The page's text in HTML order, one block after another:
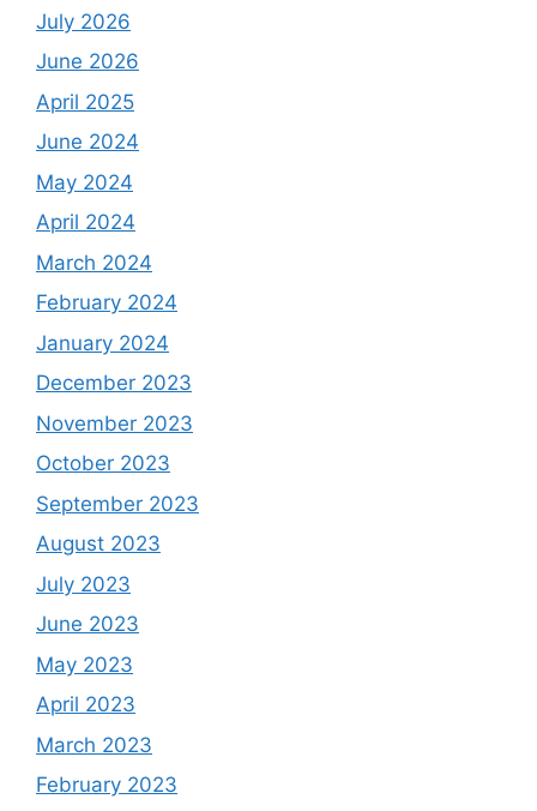
July 2026
June 2026
April 2025
June 2024
May 2024
April 2024
March 2024
February 2024
January 2024
December 2023
November 2023
October 2023
September 2023
August 2023
July 2023
June 2023
May 2023
April 2023
March 2023
February 2023